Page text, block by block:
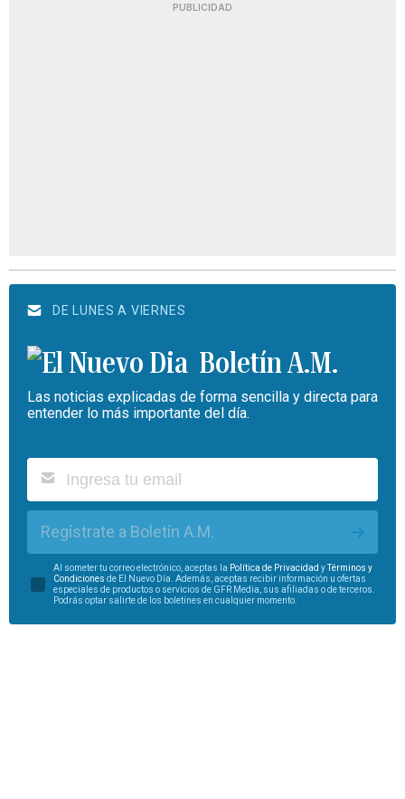
PUBLICIDAD
DE LUNES A VIERNES
Boletín A.M.
Las noticias explicadas de forma sencilla y directa para
entender lo más importante del día.
Regístrate a Boletín A.M.
Al someter tu correo electrónico, aceptas la Política de Privacidad yTérminos y
Condiciones de El Nuevo Día. Además, aceptas recibir información u ofertas
especiales de productos o servicios de GFR Media, sus afiliadas o de terceros.
Podrás optar salirte de los boletines en cualquier momento.